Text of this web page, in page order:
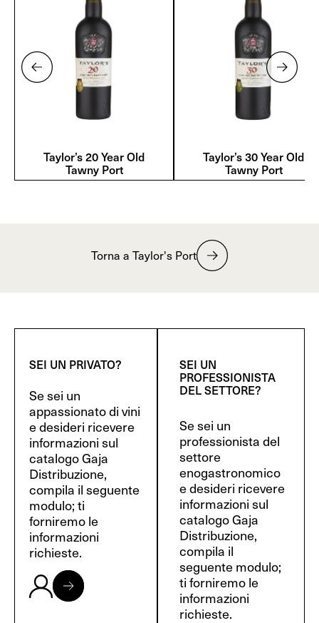
Taylor’s 20 Year Old
Tawny Port
Taylor’s 30 Year Old
Tawny Port
Torna a Taylor's Port
SEI UN PRIVATO?
Se sei un
appassionato di vini
e desideri ricevere
informazioni sul
catalogo Gaja
Distribuzione,
compila il seguente
modulo; ti
forniremo le
informazioni
richieste.
SEI UN
PROFESSIONISTA
DEL SETTORE?
Se sei un
professionista del
settore
enogastronomico
e desideri ricevere
informazioni sul
catalogo Gaja
Distribuzione,
compila il
seguente modulo;
ti forniremo le
informazioni
richieste.